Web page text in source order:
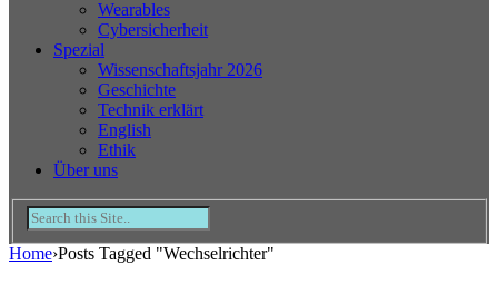
Wearables
Cybersicherheit
Spezial
Wissenschaftsjahr 2026
Geschichte
Technik erklärt
English
Ethik
Über uns
Home›Posts Tagged "Wechselrichter"